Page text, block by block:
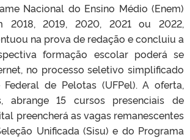
Nacional do Ensino Médio (Enem)
2018, 2019, 2020, 2021 ou 2022,
na prova de redação e concluiu a
formação escolar poderá se
no processo seletivo simplificado
Federal de Pelotas (UFPel). A oferta,
abrange 15 cursos presenciais de
preencherá as vagas remanescentes
Unificada (Sisu) e do Programa